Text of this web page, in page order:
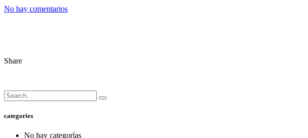
No hay comentarios
Share
categories
No hay categorías